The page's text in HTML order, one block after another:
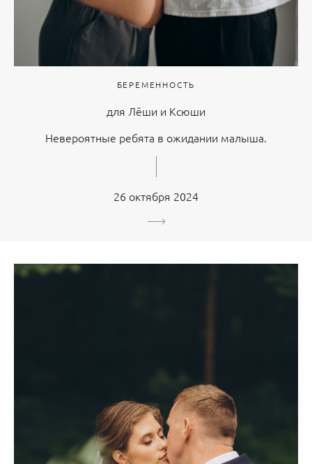
БЕРЕМЕННОСТЬ
для Лёши и Ксюши
Невероятные ребята в ожидании малыша.
26 октября 2024